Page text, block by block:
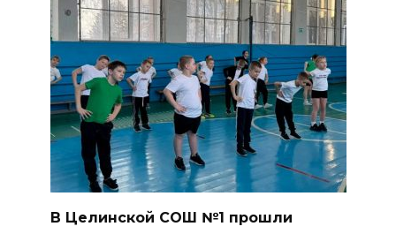
В Целинской СОШ №1 прошли